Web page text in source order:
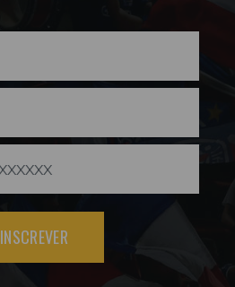
INSCREVER